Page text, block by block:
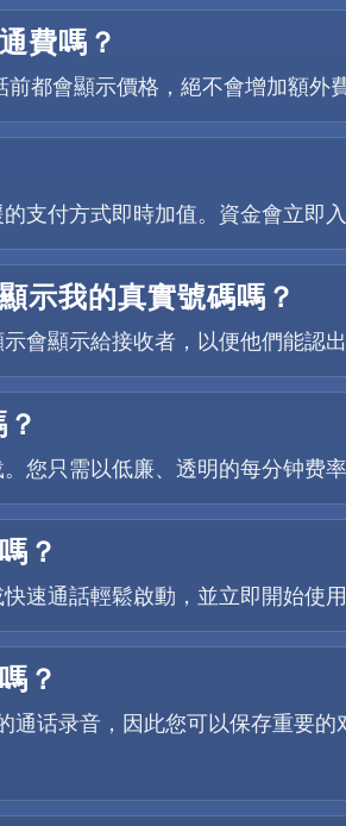
費嗎？
都會顯示價格，絕不會增加額外費
支付方式即時加值。資金會立即入
示我的真實號碼嗎？
會顯示給接收者，以便他們能認出
您只需以低廉、透明的每分钟费
？
速通話輕鬆啟動，並立即開始使用
？
通话录音，因此您可以保存重要的